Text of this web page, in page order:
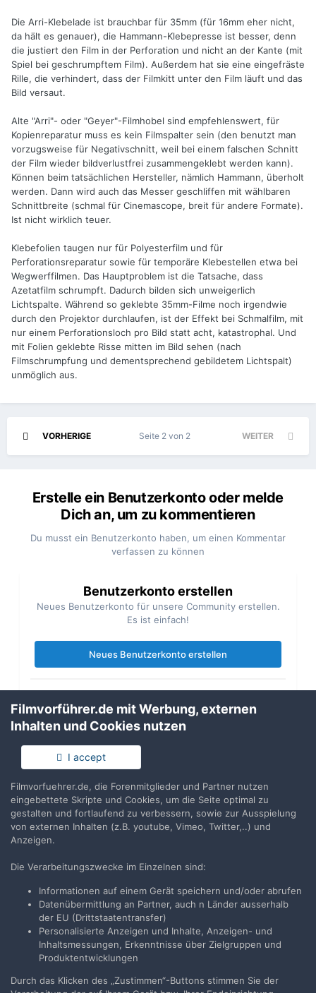
Die Arri-Klebelade ist brauchbar für 35mm (für 16mm eher nicht,
da hält es genauer), die Hammann-Klebepresse ist besser, denn
die justiert den Film in der Perforation und nicht an der Kante (mit
Spiel bei geschrumpftem Film). Außerdem hat sie eine eingefräste
Rille, die verhindert, dass der Filmkitt unter den Film läuft und das
Bild versaut.
Alte "Arri"- oder "Geyer"-Filmhobel sind empfehlenswert, für
Kopienreparatur muss es kein Filmspalter sein (den benutzt man
vorzugsweise für Negativschnitt, weil bei einem falschen Schnitt
der Film wieder bildverlustfrei zusammengeklebt werden kann).
Können beim tatsächlichen Hersteller, nämlich Hammann, überholt
werden. Dann wird auch das Messer geschliffen mit wählbaren
Schnittbreite (schmal für Cinemascope, breit für andere Formate).
Ist nicht wirklich teuer.
Klebefolien taugen nur für Polyesterfilm und für
Perforationsreparatur sowie für temporäre Klebestellen etwa bei
Wegwerffilmen. Das Hauptproblem ist die Tatsache, dass
Azetatfilm schrumpft. Dadurch bilden sich unweigerlich
Lichtspalte. Während so geklebte 35mm-Filme noch irgendwie
durch den Projektor durchlaufen, ist der Effekt bei Schmalfilm, mit
nur einem Perforationsloch pro Bild statt acht, katastrophal. Und
mit Folien geklebte Risse mitten im Bild sehen (nach
Filmschrumpfung und dementsprechend gebildetem Lichtspalt)
unmöglich aus.
VORHERIGE WEITER
Seite 2 von 2
Erstelle ein Benutzerkonto oder melde
Dich an, um zu kommentieren
Du musst ein Benutzerkonto haben, um einen Kommentar
verfassen zu können
Benutzerkonto erstellen
Neues Benutzerkonto für unsere Community erstellen.
Es ist einfach!
Neues Benutzerkonto erstellen
Du hast bereits ein Benutzerkonto? Melde Dich hier an.
Jetzt anmelden
Teilen Folgen
Zur Themenübersicht
Filmvorführer.de via Google durchsuchen:
Filmvorführer.de mit Werbung, externen
Inhalten und Cookies nutzen
I accept
Filmvorfuehrer.de, die Forenmitglieder und Partner nutzen
eingebettete Skripte und Cookies, um die Seite optimal zu
gestalten und fortlaufend zu verbessern, sowie zur Ausspielung
von externen Inhalten (z.B. youtube, Vimeo, Twitter,..) und
Anzeigen.
Die Verarbeitungszwecke im Einzelnen sind:
Informationen auf einem Gerät speichern und/oder abrufen
Datenübermittlung an Partner, auch n Länder ausserhalb
der EU (Drittstaatentransfer)
Personalisierte Anzeigen und Inhalte, Anzeigen- und
Inhaltsmessungen, Erkenntnisse über Zielgruppen und
Produktentwicklungen
Durch das Klicken des „Zustimmen“-Buttons stimmen Sie der